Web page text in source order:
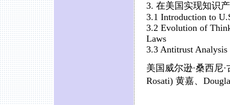
3. 在美国实现知识
3.1 Introduction to
3.2 Evolution of
Laws
3.3 Antitrust
美国威尔逊·桑西尼
Rosati) 黄嘉、